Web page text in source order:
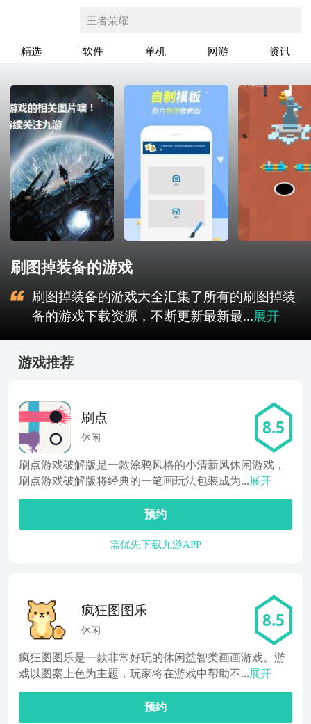
王者荣耀
精选 软件 单机 网游 资讯
刷图掉装备的游戏
刷图掉装备的游戏大全汇集了所有的刷图掉装
备的游戏下载资源，不断更新最新最...展开
游戏推荐
刷点
休闲 8.5
刷点游戏破解版是一款涂鸦风格的小清新风休闲游戏，
刷点游戏破解版将经典的一笔画玩法包装成为...展开
预约
需优先下载九游APP
疯狂图图乐
休闲 8.5
疯狂图图乐是一款非常好玩的休闲益智类画画游戏。游
戏以图案上色为主题，玩家将在游戏中帮助不...展开
预约